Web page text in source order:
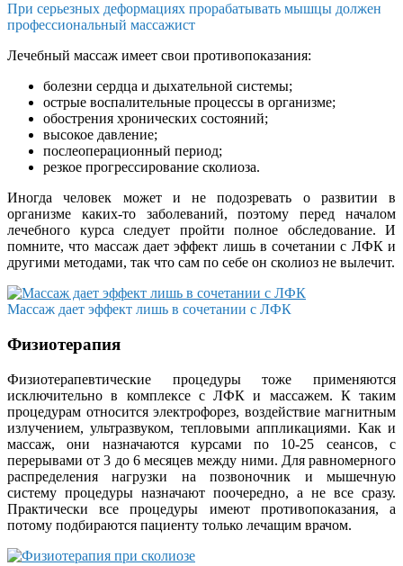
При серьезных деформациях прорабатывать мышцы должен
профессиональный массажист
Лечебный массаж имеет свои противопоказания:
болезни сердца и дыхательной системы;
острые воспалительные процессы в организме;
обострения хронических состояний;
высокое давление;
послеоперационный период;
резкое прогрессирование сколиоза.
Иногда человек может и не подозревать о развитии в
организме каких-то заболеваний, поэтому перед началом
лечебного курса следует пройти полное обследование. И
помните, что массаж дает эффект лишь в сочетании с ЛФК и
другими методами, так что сам по себе он сколиоз не вылечит.
Массаж дает эффект лишь в сочетании с ЛФК
Физиотерапия
Физиотерапевтические процедуры тоже применяются
исключительно в комплексе с ЛФК и массажем. К таким
процедурам относится электрофорез, воздействие магнитным
излучением, ультразвуком, тепловыми аппликациями. Как и
массаж, они назначаются курсами по 10-25 сеансов, с
перерывами от 3 до 6 месяцев между ними. Для равномерного
распределения нагрузки на позвоночник и мышечную
систему процедуры назначают поочередно, а не все сразу.
Практически все процедуры имеют противопоказания, а
потому подбираются пациенту только лечащим врачом.